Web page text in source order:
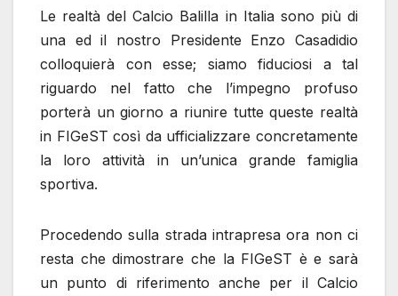
Le realtà del Calcio Balilla in Italia sono più di
una ed il nostro Presidente Enzo Casadidio
colloquierà con esse; siamo fiduciosi a tal
riguardo nel fatto che l’impegno profuso
porterà un giorno a riunire tutte queste realtà
in FIGeST così da ufficializzare concretamente
la loro attività in un’unica grande famiglia
sportiva.
Procedendo sulla strada intrapresa ora non ci
resta che dimostrare che la FIGeST è e sarà
un punto di riferimento anche per il Calcio